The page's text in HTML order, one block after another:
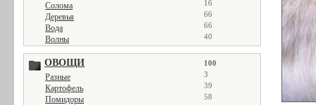
Солома 16
Деревья 66
Вода 66
Волны 40
ОВОЩИ 100
Разные 3
Картофель 39
Помидоры 58